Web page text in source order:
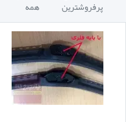
پرفروشترین
همه